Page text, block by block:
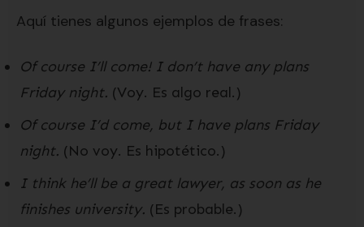
Aquí tienes algunos ejemplos de frases:
Of course I’ll come! I don’t have any plans
Friday night. (Voy. Es algo real.)
Of course I’d come, but I have plans Friday
night. (No voy. Es hipotético.)
I think he’ll be a great lawyer, as soon as he
finishes university. (Es probable.)